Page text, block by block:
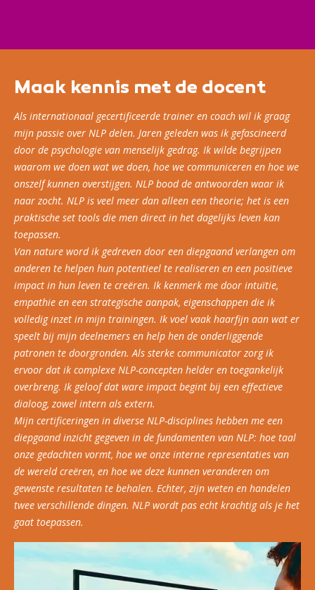
Maak kennis met de docent
Als internationaal gecertificeerde trainer en coach wil ik graag
mijn passie over NLP delen. Jaren geleden was ik gefascineerd
door de psychologie van menselijk gedrag. Ik wilde begrijpen
waarom we doen wat we doen, hoe we communiceren en hoe we
onszelf kunnen overstijgen. NLP bood de antwoorden waar ik
naar zocht. NLP is veel meer dan alleen een theorie; het is een
praktische set tools die men direct in het dagelijks leven kan
toepassen.
Van nature word ik gedreven door een diepgaand verlangen om
anderen te helpen hun potentieel te realiseren en een positieve
impact in hun leven te creëren. Ik kenmerk me door intuïtie,
empathie en een strategische aanpak, eigenschappen die ik
volledig inzet in mijn trainingen. Ik voel vaak haarfijn aan wat er
speelt bij mijn deelnemers en help hen de onderliggende
patronen te doorgronden. Als sterke communicator zorg ik
ervoor dat ik complexe NLP-concepten helder en toegankelijk
overbreng. Ik geloof dat ware impact begint bij een effectieve
dialoog, zowel intern als extern.
Mijn certificeringen in diverse NLP-disciplines hebben me een
diepgaand inzicht gegeven in de fundamenten van NLP: hoe taal
onze gedachten vormt, hoe we onze interne representaties van
de wereld creëren, en hoe we deze kunnen veranderen om
gewenste resultaten te behalen. Echter, zijn weten en handelen
twee verschillende dingen. NLP wordt pas echt krachtig als je het
gaat toepassen.